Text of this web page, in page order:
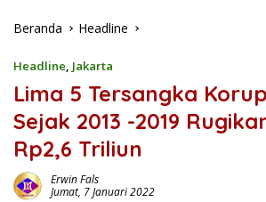
Beranda Headline
Headline, Jakarta
Lima 5 Tersangka
Sejak 2013 -2019
Rp2,6 Triliun
Erwin Fals
Jumat, 7 Januari 2022